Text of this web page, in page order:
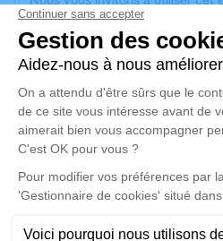
condoléances, partager des
anecdote ou exprimer vos
ou des textes. Cet endroit est
honorer la mémoire de Benjamin
Un service de plantation d’arbre
ici.